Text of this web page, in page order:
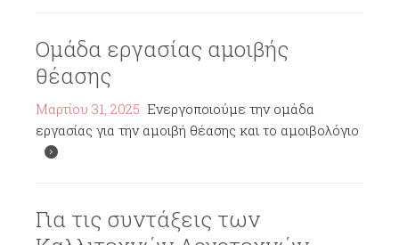
Ομάδα εργασίας αμοιβής
θέασης
Μαρτίου 31, 2025 Ενεργοποιούμε την ομάδα
εργασίας για την αμοιβή θέασης και το αμοιβολόγιο
Για τις συντάξεις των